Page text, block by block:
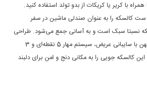
با کریر یا کریکات از بدو تولد استفاده کنید.
ست کالسکه را به عنوان صندلی ماشین در سفر
نسبتا سبک است و به آسانی جمع می‌شود. طراحی
ارگونومیک، چرخ‌هایی پهن با سایبانی عریض، سیستم مهار 5 نقطه‌ای و 3
کالسکه جویی را به مکانی دنج و امن برای دلبند